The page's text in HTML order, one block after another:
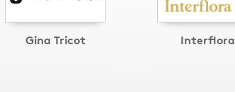
Gina Tricot Interflora